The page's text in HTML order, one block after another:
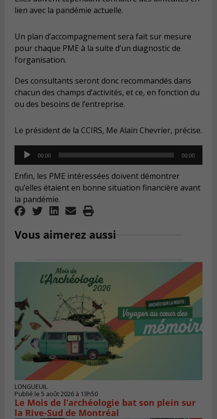
lien avec la pandémie actuelle.
Un plan d’accompagnement sera fait sur mesure
pour chaque PME à la suite d’un diagnostic de
l’organisation.
Des consultants seront donc recommandés dans
chacun des champs d’activités, et ce, en fonction du
ou des besoins de l’entreprise.
Le président de la CCIRS, Me Alain Chevrier, précise.
Audio
Player
00:00 00:00
Enfin, les PME intéressées doivent démontrer
qu’elles étaient en bonne situation financière avant
la pandémie.
Vous aimerez aussi
LONGUEUIL
Publié le 5 août 2026 à 13h50
Le Mois de l’archéologie bat son plein sur
la Rive-Sud de Montréal